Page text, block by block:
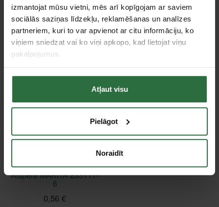
izmantojat mūsu vietni, mēs arī kopīgojam ar saviem
sociālās saziņas līdzekļu, reklamēšanas un analīzes
partneriem, kuri to var apvienot ar citu informāciju, ko
viņiem sniedzat vai ko viņi apkopo, kad lietojat viņu
pakalpojumus.
Atļaut visu
Pielāgot
Noraidīt
Failed to load product list.
Apskatītie produkti
Atspere MAKITA 233117-
6
0,56 €